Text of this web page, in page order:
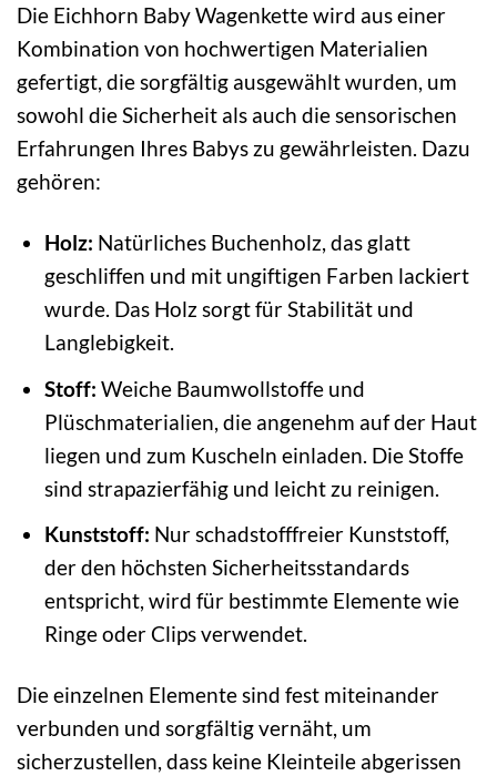
Die Eichhorn Baby Wagenkette wird aus einer
Kombination von hochwertigen Materialien
gefertigt, die sorgfältig ausgewählt wurden, um
sowohl die Sicherheit als auch die sensorischen
Erfahrungen Ihres Babys zu gewährleisten. Dazu
gehören:
Holz: Natürliches Buchenholz, das glatt
geschliffen und mit ungiftigen Farben lackiert
wurde. Das Holz sorgt für Stabilität und
Langlebigkeit.
Stoff: Weiche Baumwollstoffe und
Plüschmaterialien, die angenehm auf der Haut
liegen und zum Kuscheln einladen. Die Stoffe
sind strapazierfähig und leicht zu reinigen.
Kunststoff: Nur schadstofffreier Kunststoff,
der den höchsten Sicherheitsstandards
entspricht, wird für bestimmte Elemente wie
Ringe oder Clips verwendet.
Die einzelnen Elemente sind fest miteinander
verbunden und sorgfältig vernäht, um
sicherzustellen, dass keine Kleinteile abgerissen